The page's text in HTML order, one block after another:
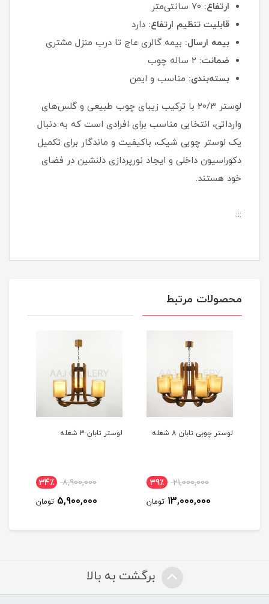
ارتفاع:
قابلیت تنظیم ارتفاع: دارد
بیمه ارسال: بیمه گالری عاج تا درب منزل مشتری
ضمانت: ۲ ساله چوب
بسته‌بندی: مناسب و ایمن
لوستر 20/3 با ترکیب زیبای چوب طبیعی و گلس‌های
وارداتی، انتخابی مناسب برای افرادی است که به دنبال
یک لوستر چوبی شیک، باکیفیت و ماندگار برای تکمیل
دکوراسیون داخلی و ایجاد نورپردازی دلنشین در فضای
خود هستند.
:::
محصولات مرتبط
لوستر چوبی تابان 8 شعله
21,000,000 39٪
13,000,000 تومان
لوستر تابان 3 شعله
8,900,000 34٪
5,900,000 تومان
برگشت به بالا